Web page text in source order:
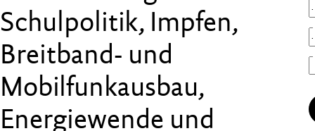
Schulpolitik, Impfen,
Breitband- und
Mobilfunkausbau,
Energiewende und